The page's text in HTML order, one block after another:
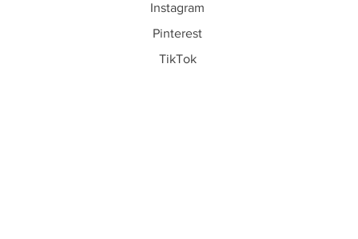
Instagram
Pinterest
TikTok